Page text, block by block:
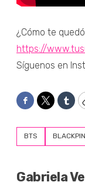
¿Cómo te
https://
Síguenos en
Facebook
Twitter
BTS
Gabriela